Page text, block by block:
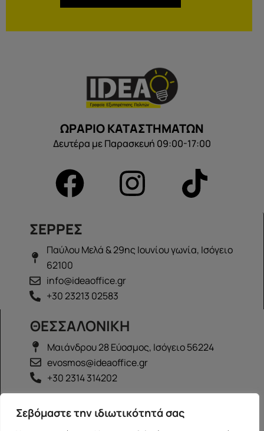
Σεβόμαστε την ιδιωτικότητά σας
ΩΡΑΡΙΟ ΚΑΤΑΣΤΗΜΑΤΩΝ
Δευτέρα με Παρασκευή 09:00-17:00
ΣΕΡΡΕΣ
Παύλου Μελά & 29ης Ιουνίου γωνία, Ισόγειο
62100
info@ideaoffice.gr
+30 23213 02583
ΘΕΣΣΑΛΟΝΙΚΗ
Μαιάνδρου 28 Εύοσμος, Ισόγειο 56224
evosmos@ideaoffice.gr
+30 2314 314202
ΙΩΑΝΝΙΝΑ